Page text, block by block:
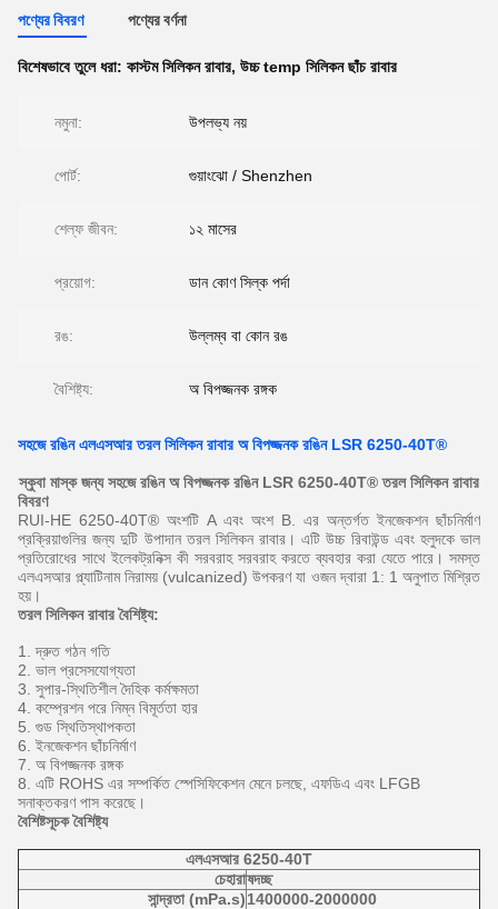
পণ্যের বিবরণ পণ্যের বর্ণনা
বিশেষভাবে তুলে ধরা: কাস্টম সিলিকন রাবার, উচ্চ temp সিলিকন ছাঁচ রাবার
নমুনা: উপলভ্য নয়
পোর্ট: গুয়াংঝো / Shenzhen
শেল্ফ জীবন: ১২ মাসের
প্রয়োগ: ডান কোণ সিল্ক পর্দা
রঙ: উল্লম্ব বা কোন রঙ
বৈশিষ্ট্য: অ বিপজ্জনক রঙ্গক
সহজে রঙিন এলএসআর তরল সিলিকন রাবার অ বিপজ্জনক রঙিন LSR 6250-40T®
স্কুবা মাস্ক জন্য সহজে রঙিন অ বিপজ্জনক রঙিন LSR 6250-40T® তরল সিলিকন রাবার
বিবরণ
RUI-HE 6250-40T® অংশটি A এবং অংশ B. এর অন্তর্গত ইনজেকশন ছাঁচনির্মাণ
প্রক্রিয়াগুলির জন্য দুটি উপাদান তরল সিলিকন রাবার। এটি উচ্চ রিবাউন্ড এবং হলুদকে ভাল
প্রতিরোধের সাথে ইলেকট্রনিক্স কী সরবরাহ সরবরাহ করতে ব্যবহার করা যেতে পারে। সমস্ত
এলএসআর প্ল্যাটিনাম নিরাময় (vulcanized) উপকরণ যা ওজন দ্বারা 1: 1 অনুপাত মিশ্রিত
হয়।
তরল সিলিকন রাবার বৈশিষ্ট্য:
1. দ্রুত গঠন গতি
2. ভাল প্রসেসযোগ্যতা
3. সুপার-স্থিতিশীল দৈহিক কর্মক্ষমতা
4. কম্প্রেশন পরে নিম্ন বিমূর্ততা হার
5. গুড স্থিতিস্থাপকতা
6. ইনজেকশন ছাঁচনির্মাণ
7. অ বিপজ্জনক রঙ্গক
8. এটি ROHS এর সম্পর্কিত স্পেসিফিকেশন মেনে চলছে, এফডিএ এবং LFGB
সনাক্তকরণ পাস করেছে।
বৈশিষ্টসূচক বৈশিষ্ট্য
এলএসআর 6250-40T
চেহারাষদচ্ছ
সান্দ্রতা (mPa.s)1400000-2000000